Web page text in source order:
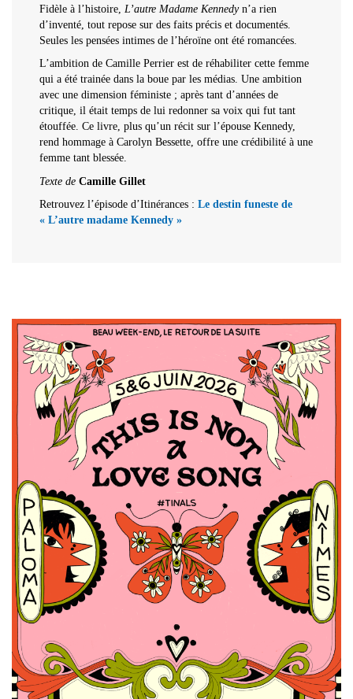
Fidèle à l’histoire, L’autre Madame Kennedy n’a rien
d’inventé, tout repose sur des faits précis et documentés.
Seules les pensées intimes de l’héroïne ont été romancées.
L’ambition de Camille Perrier est de réhabiliter cette femme
qui a été trainée dans la boue par les médias. Une ambition
avec une dimension féministe ; après tant d’années de
critique, il était temps de lui redonner sa voix qui fut tant
étouffée. Ce livre, plus qu’un récit sur l’épouse Kennedy,
rend hommage à Carolyn Bessette, offre une crédibilité à une
femme tant blessée.
Texte de Camille Gillet
Retrouvez l’épisode d’Itinérances : Le destin funeste de
« L’autre madame Kennedy »